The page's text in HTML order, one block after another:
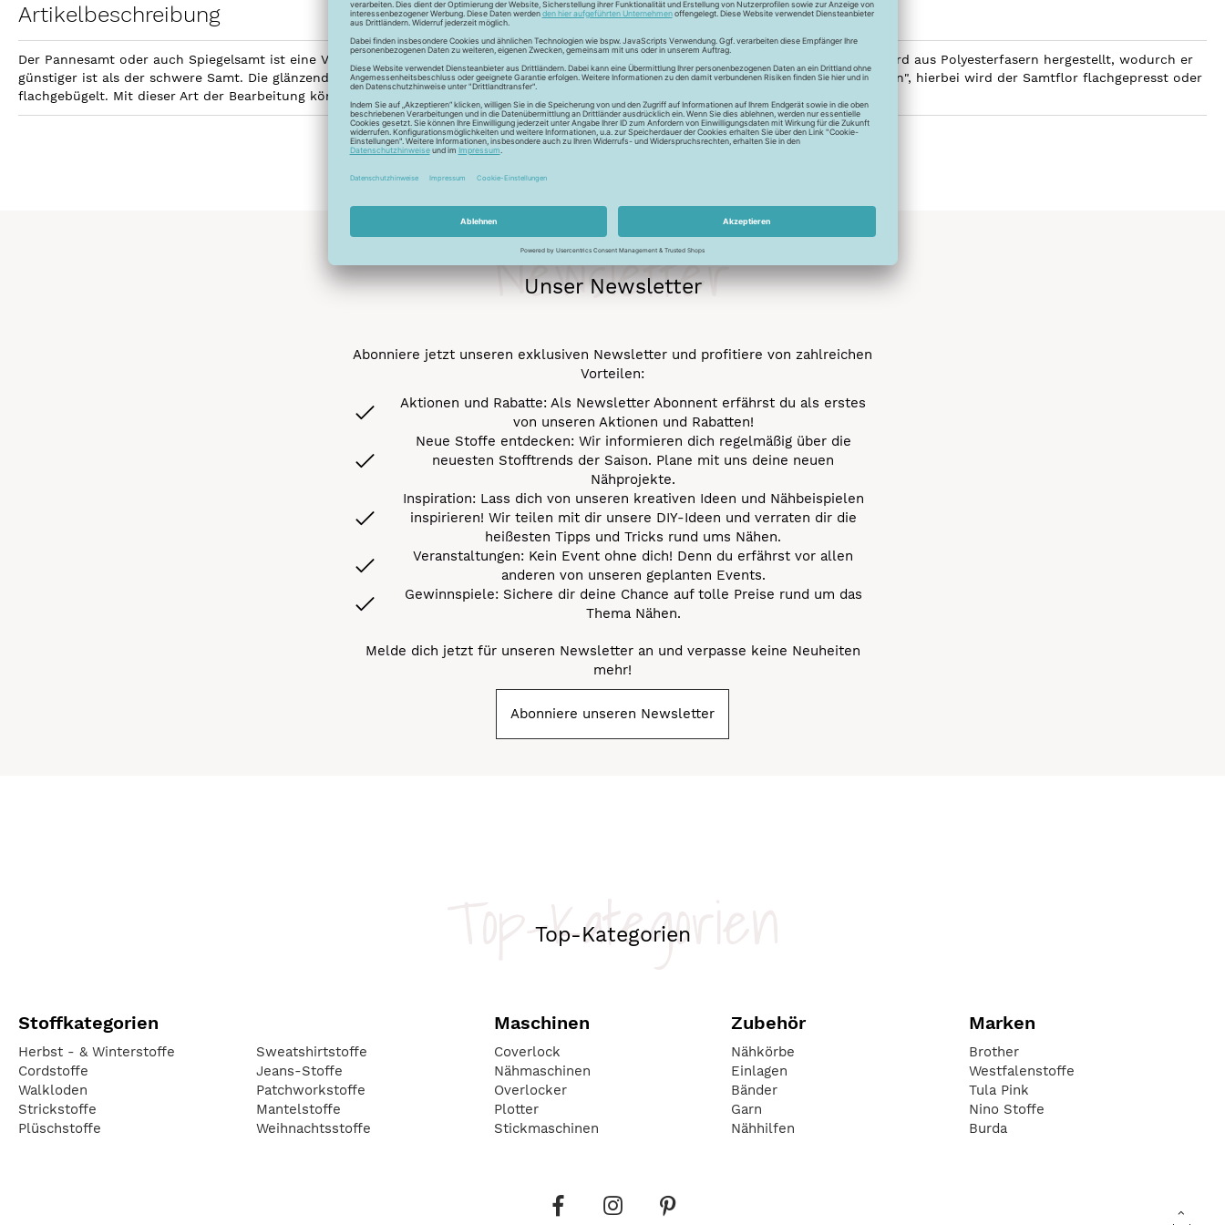
Artikelbeschreibung
Der Pannesamt oder auch Spiegelsamt ist eine Variante des Samt, jedoch leichter und weich fließender, da er dünner gewebt wird. Er wird aus Polyesterfasern hergestellt, wodurch er
günstiger ist als der schwere Samt. Die glänzende fast spiegelartige Oberfläche des Pannesamt entsteht durch das sogenannte "Pannieren", hierbei wird der Samtflor flachgepresst oder
flachgebügelt. Mit dieser Art der Bearbeitung können sogar Muster in den Flor einpanniert werden.
Unser Newsletter
Newsletter
Abonniere jetzt unseren exklusiven Newsletter und profitiere von zahlreichen
Vorteilen:
Aktionen und Rabatte: Als Newsletter Abonnent erfährst du als erstes
von unseren Aktionen und Rabatten!
Neue Stoffe entdecken: Wir informieren dich regelmäßig über die
neuesten Stofftrends der Saison. Plane mit uns deine neuen
Nähprojekte.
Inspiration: Lass dich von unseren kreativen Ideen und Nähbeispielen
inspirieren! Wir teilen mit dir unsere DIY-Ideen und verraten dir die
heißesten Tipps und Tricks rund ums Nähen.
Veranstaltungen: Kein Event ohne dich! Denn du erfährst vor allen
anderen von unseren geplanten Events.
Gewinnspiele: Sichere dir deine Chance auf tolle Preise rund um das
Thema Nähen.
Melde dich jetzt für unseren Newsletter an und verpasse keine Neuheiten
mehr!
Abonniere unseren Newsletter
Top-Kategorien
Top-Kategorien
Stoffkategorien
Herbst - & Winterstoffe
Cordstoffe
Walkloden
Strickstoffe
Plüschstoffe
Sweatshirtstoffe
Jeans-Stoffe
Patchworkstoffe
Mantelstoffe
Weihnachtsstoffe
Maschinen
Coverlock
Nähmaschinen
Overlocker
Plotter
Stickmaschinen
Zubehör
Nähkörbe
Einlagen
Bänder
Garn
Nähhilfen
Marken
Brother
Westfalenstoffe
Tula Pink
Nino Stoffe
Burda